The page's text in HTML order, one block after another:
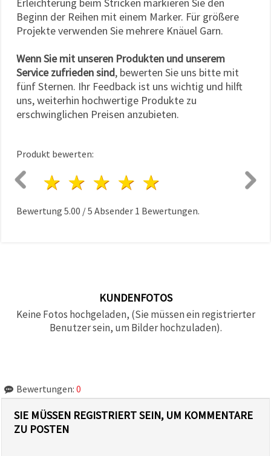
Beginn der Reihen mit einem Marker. Für größere
Projekte verwenden Sie mehrere Knäuel Garn.
Wenn Sie mit unseren Produkten und unserem
Service zufrieden sind, bewerten Sie uns bitte mit
fünf Sternen. Ihr Feedback ist uns wichtig und hilft
uns, weiterhin hochwertige Produkte zu
erschwinglichen Preisen anzubieten.
Produkt bewerten:
4 Sterne
3 Sterne
2 Sterne
1 Stern
Bewertung 5.00 /5 Absender 1 Bewertungen.
KUNDENFOTOS
Keine Fotos hochgeladen, (Sie müssen ein registrierter
Benutzer sein, um Bilder hochzuladen).
Bewertungen: 0
SIE MÜSSEN REGISTRIERT SEIN, UM KOMMENTARE
ZU POSTEN